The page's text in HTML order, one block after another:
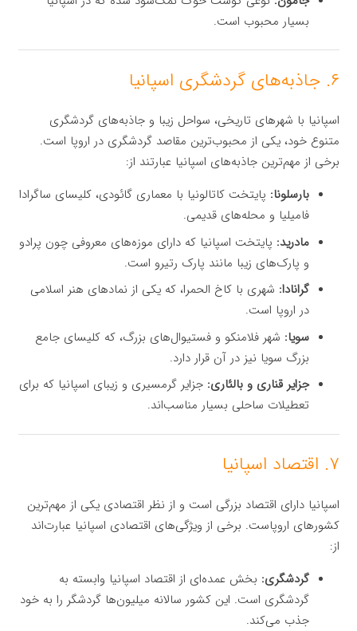
بسیار محبوب است.
۶. جاذبه‌های گردشگری اسپانیا
اسپانیا با شهرهای تاریخی، سواحل زیبا و جاذبه‌های گردشگری
متنوع خود، یکی از محبوب‌ترین مقاصد گردشگری در اروپا است.
برخی از مهم‌ترین جاذبه‌های اسپانیا عبارتند از:
بارسلونا: پایتخت کاتالونیا با معماری گائودی، کلیسای ساگرادا
فامیلیا و محله‌های قدیمی.
مادرید: پایتخت اسپانیا که دارای موزه‌های معروفی چون پرادو
و پارک‌های زیبا مانند پارک رتیرو است.
گرانادا: شهری با کاخ الحمرا، که یکی از نمادهای هنر اسلامی
در اروپا است.
سویا: شهر فلامنکو و فستیوال‌های بزرگ، که کلیسای جامع
بزرگ سویا نیز در آن قرار دارد.
جزایر قناری و بالئاری: جزایر گرمسیری و زیبای اسپانیا که برای
تعطیلات ساحلی بسیار مناسب‌اند.
۷. اقتصاد اسپانیا
اسپانیا دارای اقتصاد بزرگی است و از نظر اقتصادی یکی از مهم‌ترین
کشورهای اروپاست. برخی از ویژگی‌های اقتصادی اسپانیا عبارت‌اند
از:
گردشگری: بخش عمده‌ای از اقتصاد اسپانیا وابسته به
گردشگری است. این کشور سالانه میلیون‌ها گردشگر را به خود
جذب می‌کند.